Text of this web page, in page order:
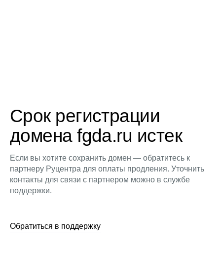
Срок регистрации
домена fgda.ru истек
Если вы хотите сохранить домен — обратитесь к
партнеру Руцентра для оплаты продления. Уточнить
контакты для связи с партнером можно в службе
поддержки.
Обратиться в поддержку